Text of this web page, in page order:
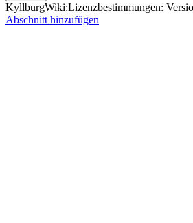
KyllburgWiki:Lizenzbestimmungen:
Abschnitt hinzufügen